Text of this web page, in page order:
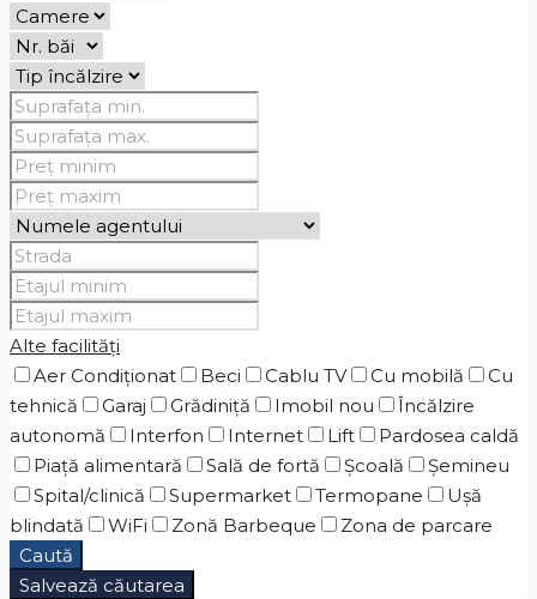
Alte facilități
Aer Condiționat
Beci Cablu TV Cu mobilă
Cu
tehnică
Garaj Grădiniţă Imobil nou
Încălzire
autonomă
Interfon Internet Lift
Pardosea caldă
Piaţă alimentară
Sală de fortă Școală
Șemineu
Spital/clinică
Supermarket Termopane
Ușă
blindată
WiFi Zonă Barbeque
Zona de parcare
Caută
Salvează căutarea